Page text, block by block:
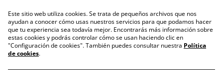
Privacy Policy
Terms and
Conditions
Este sitio web utiliza cookies. Se trata de pequeños archivos que nos
ayudan a conocer cómo usas nuestros servicios para que podamos hacer
que tu experiencia sea todavía mejor. Encontrarás más información sobre
estas cookies y podrás controlar cómo se usan haciendo clic en
"Configuración de cookies". También puedes consultar nuestra Política
de cookies.